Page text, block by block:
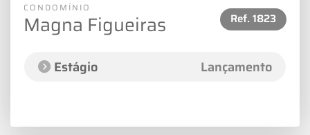
CONDOMÍNIO
Magna Figueiras Ref. 1823
Estágio Lançamento